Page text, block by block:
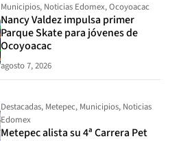
Municipios, Noticias Edomex,Ocoyoacac
Nancy Valdez impulsa primer
Parque Skate para jóvenes de
Ocoyoacac
agosto 7, 2026
Destacadas, Metepec, Municipios, Noticias
Edomex
Metepec alista su 4ª Carrera Pet